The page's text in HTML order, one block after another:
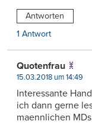
Antworten
1 Antwort
Quotenfrau
15.03.2018 um 14:49
Interessante
ich dann gerne
maennlichen